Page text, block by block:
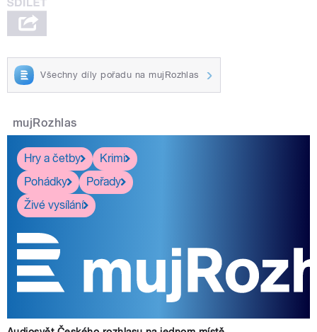
Všechny díly pořadu na mujRozhlas
mujRozhlas
Hry a četby
Krimi
Pohádky
Pořady
Živé vysílání